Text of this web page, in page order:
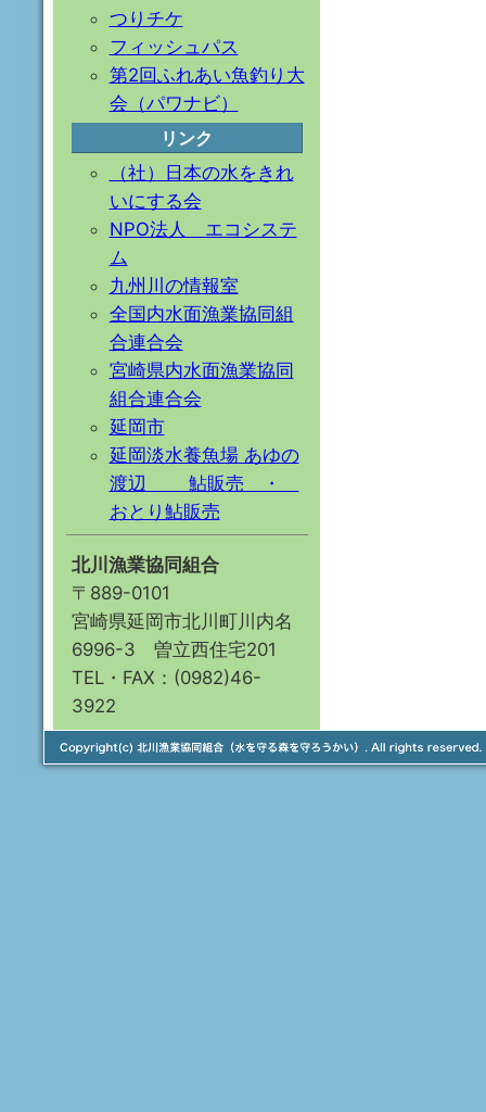
つりチケ
フィッシュパス
第2回ふれあい魚釣り大
会（パワナビ）
リンク
（社）日本の水をきれ
いにする会
NPO法人 エコシステ
ム
九州川の情報室
全国内水面漁業協同組
合連合会
宮崎県内水面漁業協同
組合連合会
延岡市
延岡淡水養魚場 あゆの
渡辺 鮎販売 ・
おとり鮎販売
北川漁業協同組合
〒889-0101
宮崎県延岡市北川町川内名
6996-3 曽立西住宅201
TEL・FAX：(0982)46-
3922